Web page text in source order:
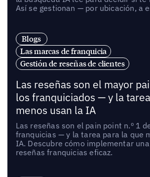
Así se gestionan — por ubicación, a
Blogs
Las marcas de franquicia
Gestión de reseñas de clientes
Las reseñas son el mayor
los franquiciados — y la
menos usan la IA
Las reseñas son el pain point n.º 1
franquicias — y la tarea para la que
IA. Descubre cómo implementar
reseñas franquicias eficaz.